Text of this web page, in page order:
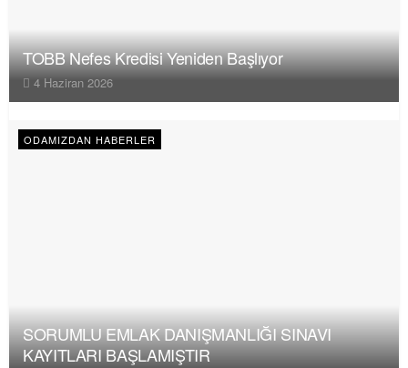
TOBB Nefes Kredisi Yeniden Başlıyor
4 Haziran 2026
ODAMIZDAN HABERLER
SORUMLU EMLAK DANIŞMANLIĞI SINAVI
KAYITLARI BAŞLAMIŞTIR